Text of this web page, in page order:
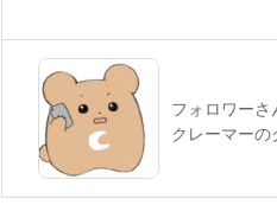
フォロワー
クレーマーの